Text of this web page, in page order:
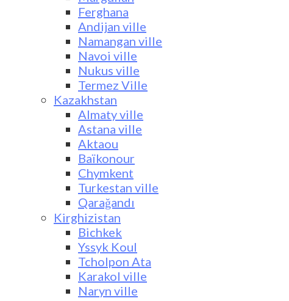
Ferghana
Andijan ville
Namangan ville
Navoi ville
Nukus ville
Termez Ville
Kazakhstan
Almaty ville
Astana ville
Aktaou
Baïkonour
Chymkent
Turkestan ville
Qarağandı
Kirghizistan
Bichkek
Yssyk Koul
Tcholpon Ata
Karakol ville
Naryn ville